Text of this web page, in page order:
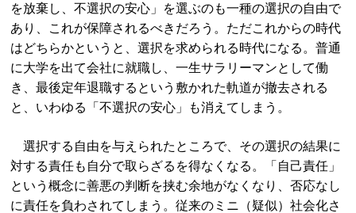
を放棄し、不選択の安心」を選ぶのも一種の選択の自由で
あり、これが保障されるべきだろう。ただこれからの時代
はどちらかというと、選択を求められる時代になる。普通
に大学を出て会社に就職し、一生サラリーマンとして働
き、最後定年退職するという敷かれた軌道が撤去される
と、いわゆる「不選択の安心」も消えてしまう。
選択する自由を与えられたところで、その選択の結果に
対する責任も自分で取らざるを得なくなる。「自己責任」
という概念に善悪の判断を挟む余地がなくなり、否応なし
に責任を負わされてしまう。従来のミニ（疑似）社会化さ